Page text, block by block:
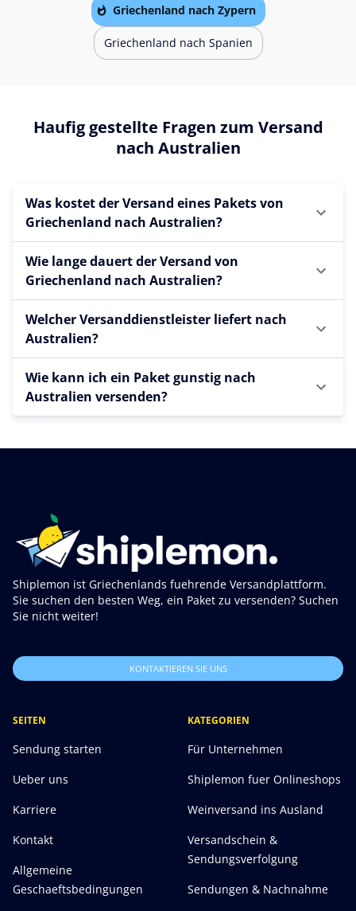
Griechenland nach Zypern
Griechenland nach Spanien
Haufig gestellte Fragen zum Versand
nach Australien
Was kostet der Versand eines Pakets von
Griechenland nach Australien?
Wie lange dauert der Versand von
Griechenland nach Australien?
Welcher Versanddienstleister liefert nach
Australien?
Wie kann ich ein Paket gunstig nach
Australien versenden?
Shiplemon ist Griechenlands fuehrende Versandplattform.
Sie suchen den besten Weg, ein Paket zu versenden? Suchen
Sie nicht weiter!
KONTAKTIEREN SIE UNS
SEITEN
Sendung starten
Ueber uns
Karriere
Kontakt
Allgemeine
Geschaeftsbedingungen
KATEGORIEN
Für Unternehmen
Shiplemon fuer Onlineshops
Weinversand ins Ausland
Versandschein &
Sendungsverfolgung
Sendungen & Nachnahme